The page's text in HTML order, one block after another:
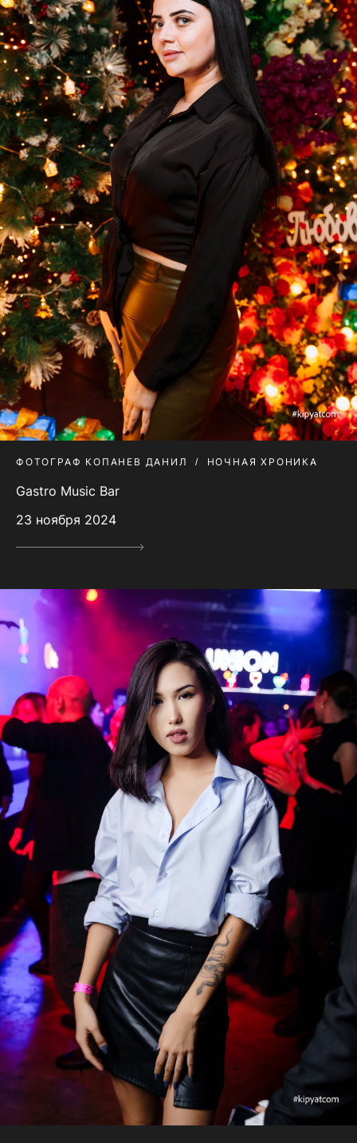
ФОТОГРАФ КОПАНЕВ ДАНИЛ НОЧНАЯ ХРОНИКА
Gastro Music Bar
23 ноября 2024